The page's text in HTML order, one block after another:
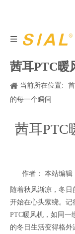
茜耳PTC暖
当前所在位置:
的每一个瞬间
茜耳PTC
作者： 本站编
随着秋风渐凉，冬
开始在心头萦绕。
PTC暖风机，如同一
的冬日生活变得格外